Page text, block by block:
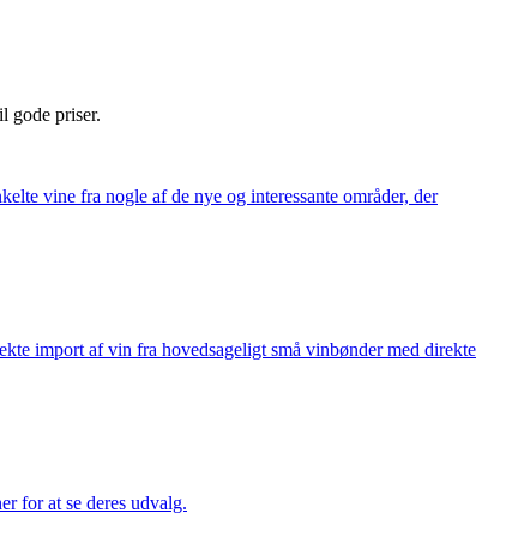
gode priser.
vine fra nogle af de nye og interessante områder, der
import af vin fra hovedsageligt små vinbønder med direkte
for at se deres udvalg.